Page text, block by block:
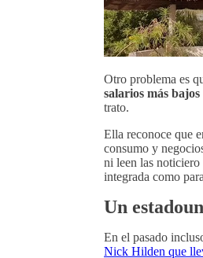
Otro problema es
salarios más
trato.
Ella reconoce que
consumo y
ni leen las
integrada como
Un
En el pasado
Nick Hilden que